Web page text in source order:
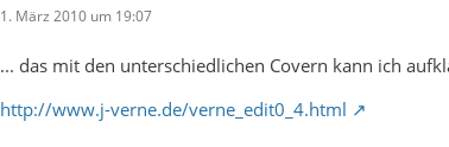
1. März 2010 um 19:07
... das mit den unterschiedlichen Covern kann ich
http://www.j-verne.de/verne_edit0_4.html